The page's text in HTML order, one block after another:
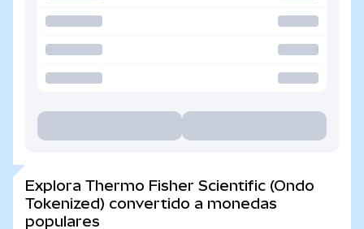
Explora Thermo Fisher Scientific (Ondo
Tokenized) convertido a monedas
populares